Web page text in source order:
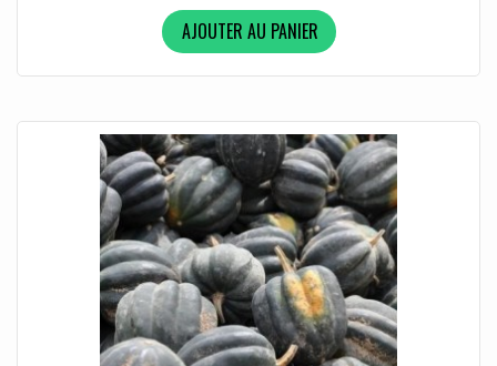
AJOUTER AU PANIER